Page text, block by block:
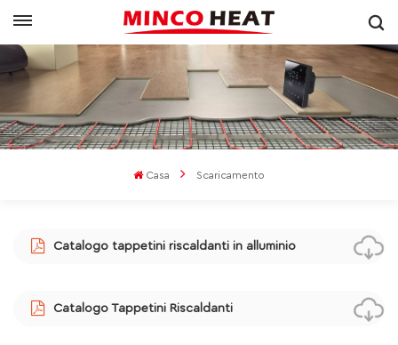
Casa Scaricamento
Catalogo tappetini riscaldanti in alluminio
Catalogo Tappetini Riscaldanti